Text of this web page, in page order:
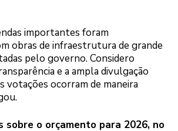
importantes foram
obras de infraestrutura de grande
pelo governo. Considero
e a ampla divulgação
votações ocorram de maneira
sobre o orçamento para 2026, no